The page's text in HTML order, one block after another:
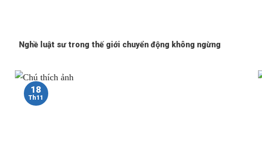
Nghề luật sư trong thế giới chuyển động không ngừng
18
Th11